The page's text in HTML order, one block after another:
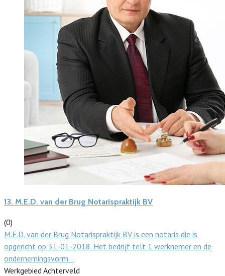
13. M.E.D. van der Brug Notarispraktijk BV
(0)
M.E.D. van der Brug Notarispraktijk BV is een notaris die is
opgericht op 31-01-2018. Het bedrijf telt 1 werknemer en de
ondernemingsvorm…
Werkgebied Achterveld